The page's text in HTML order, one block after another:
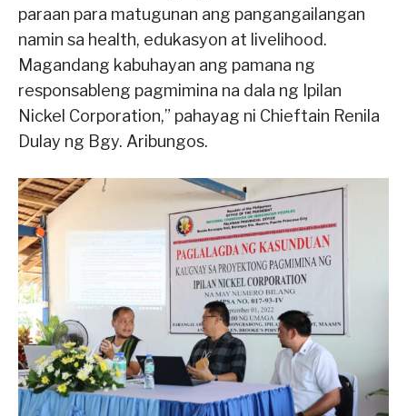
paraan para matugunan ang pangangailangan
namin sa health, edukasyon at livelihood.
Magandang kabuhayan ang pamana ng
responsableng pagmimina na dala ng Ipilan
Nickel Corporation,” pahayag ni Chieftain Renila
Dulay ng Bgy. Aribungos.